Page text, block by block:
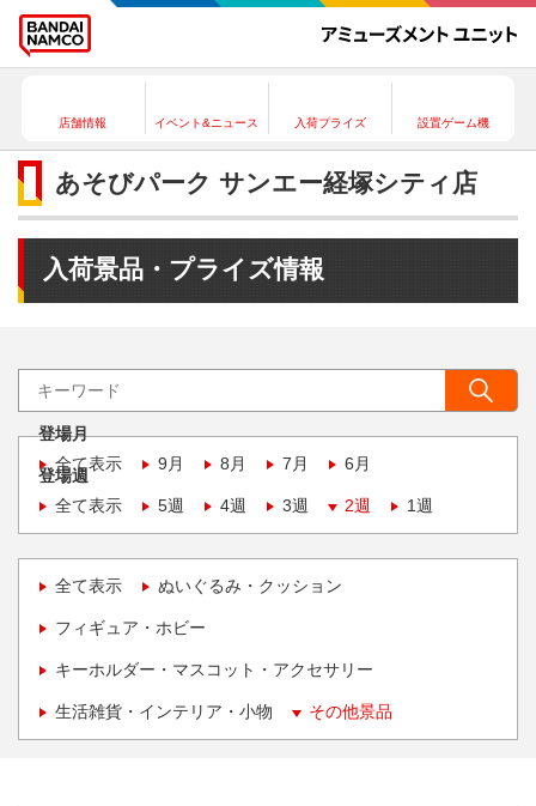
店舗情報 イベント&ニュース 入荷プライズ 設置ゲーム機
あそびパーク サンエー経塚シティ店
入荷景品・プライズ情報
登場月
全て表示
9月 8月 7月 6月
登場週
全て表示
5週 4週 3週 2週 1週
全て表示 ぬいぐるみ・クッション
フィギュア・ホビー
キーホルダー・マスコット・アクセサリー
生活雑貨・インテリア・小物 その他景品